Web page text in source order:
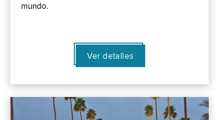
mundo.
Ver detalles